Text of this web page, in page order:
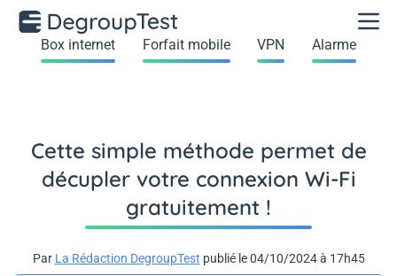
Box internet Forfait mobile VPN Alarme
Cette simple méthode permet de
décupler votre connexion Wi-Fi
gratuitement !
Par La Rédaction DegroupTest publié le 04/10/2024 à 17h45